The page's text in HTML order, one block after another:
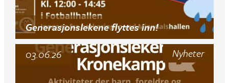
Generasjonslekene flyttes inn!
Nyheter
03.06.26